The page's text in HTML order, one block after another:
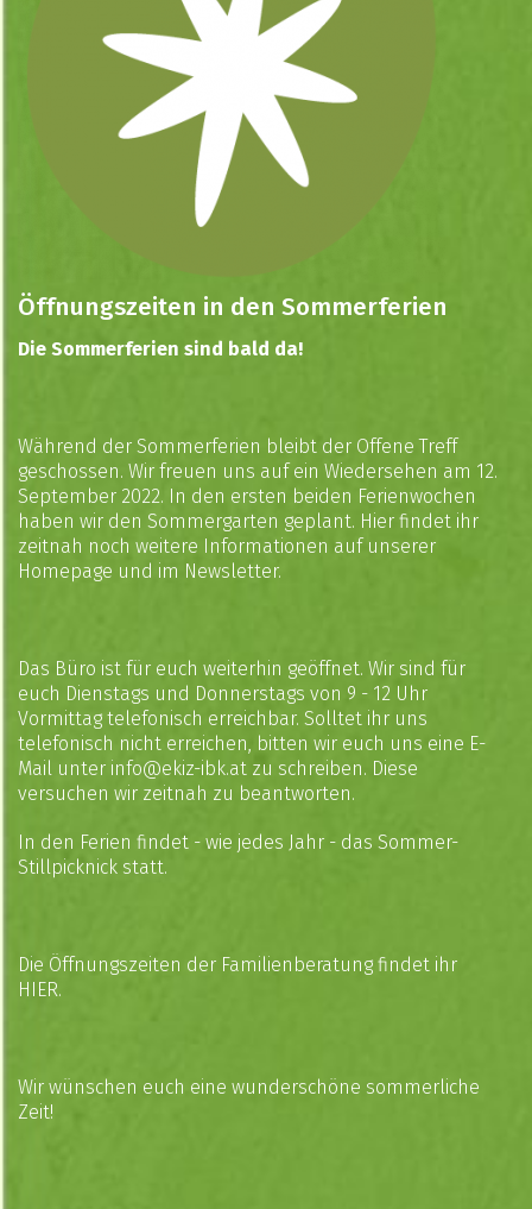
Öffnungszeiten in den Sommerferien
Die Sommerferien sind bald da!
Während der Sommerferien bleibt der Offene Treff
geschossen. Wir freuen uns auf ein Wiedersehen am 12.
September 2022. In den ersten beiden Ferienwochen
haben wir den Sommergarten geplant. Hier findet ihr
zeitnah noch weitere Informationen auf unserer
Homepage und im Newsletter.
Das Büro ist für euch weiterhin geöffnet. Wir sind für
euch Dienstags und Donnerstags von 9 - 12 Uhr
Vormittag telefonisch erreichbar. Solltet ihr uns
telefonisch nicht erreichen, bitten wir euch uns eine E-
Mail unter info@ekiz-ibk.at zu schreiben. Diese
versuchen wir zeitnah zu beantworten.
In den Ferien findet - wie jedes Jahr - das Sommer-
Stillpicknick statt.
Die Öffnungszeiten der Familienberatung findet ihr
HIER.
Wir wünschen euch eine wunderschöne sommerliche
Zeit!